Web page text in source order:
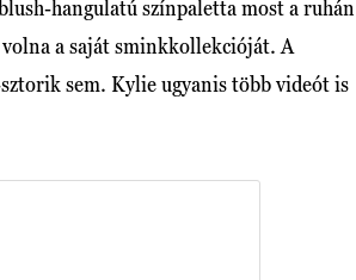
hangulatú színpaletta most a ruhán
a saját sminkkollekcióját. A
sem. Kylie ugyanis több videót is